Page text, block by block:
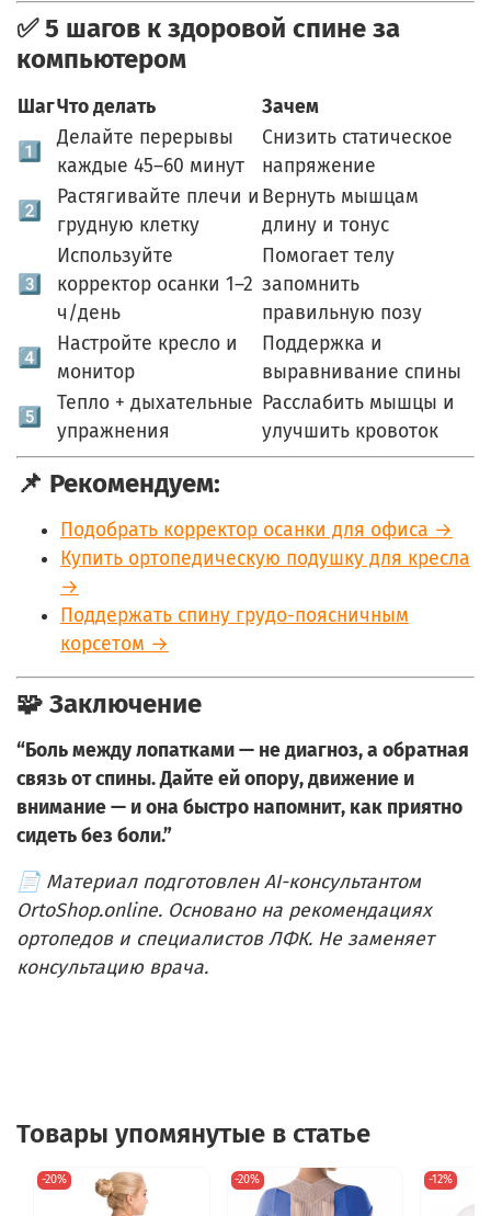
✅ 5 шагов к здоровой спине за
компьютером
ШагЧто делать
Зачем
1️⃣
Делайте перерывы
каждые 45–60 минут
Снизить статическое
напряжение
2️⃣
Растягивайте плечи и
грудную клетку
Вернуть мышцам
длину и тонус
3️⃣
Используйте
корректор осанки 1–2
ч/день
Помогает телу
запомнить
правильную позу
4️⃣
Настройте кресло и
монитор
Поддержка и
выравнивание спины
5️⃣
Тепло + дыхательные
упражнения
Расслабить мышцы и
улучшить кровоток
📌 Рекомендуем:
Подобрать корректор осанки для офиса →
Купить ортопедическую подушку для кресла
→
Поддержать спину грудо-поясничным
корсетом →
🧩 Заключение
“Боль между лопатками — не диагноз, а обратная
связь от спины. Дайте ей опору, движение и
внимание — и она быстро напомнит, как приятно
сидеть без боли.”
📄 Материал подготовлен AI-консультантом
OrtoShop.online. Основано на рекомендациях
ортопедов и специалистов ЛФК. Не заменяет
консультацию врача.
Товары упомянутые в статье
-20% -20% -12%